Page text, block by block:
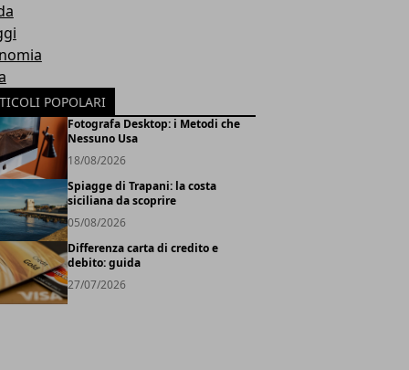
POPOLARI
Fotografa Desktop: i Metodi che
Nessuno Usa
18/08/2026
Spiagge di Trapani: la costa
siciliana da scoprire
05/08/2026
Differenza carta di credito e
debito: guida
27/07/2026